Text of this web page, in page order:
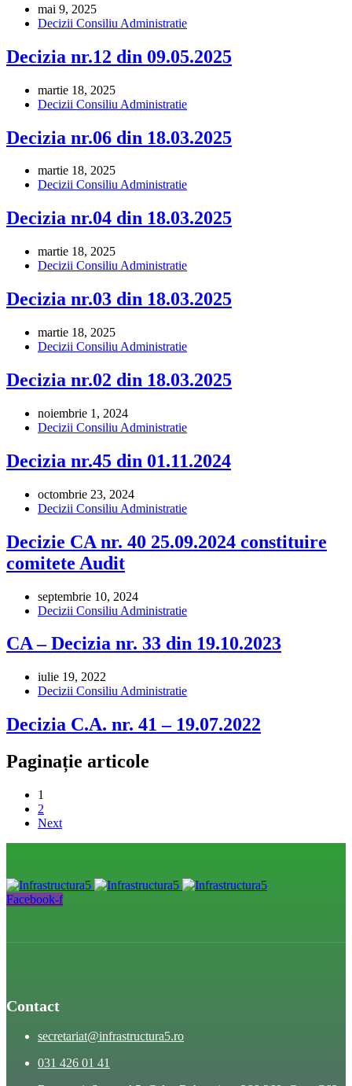
mai 9, 2025
Decizii Consiliu Administratie
Decizia nr.12 din 09.05.2025
martie 18, 2025
Decizii Consiliu Administratie
Decizia nr.06 din 18.03.2025
martie 18, 2025
Decizii Consiliu Administratie
Decizia nr.04 din 18.03.2025
martie 18, 2025
Decizii Consiliu Administratie
Decizia nr.03 din 18.03.2025
martie 18, 2025
Decizii Consiliu Administratie
Decizia nr.02 din 18.03.2025
noiembrie 1, 2024
Decizii Consiliu Administratie
Decizia nr.45 din 01.11.2024
octombrie 23, 2024
Decizii Consiliu Administratie
Decizie CA nr. 40 25.09.2024 constituire
comitete Audit
septembrie 10, 2024
Decizii Consiliu Administratie
CA – Decizia nr. 33 din 19.10.2023
iulie 19, 2022
Decizii Consiliu Administratie
Decizia C.A. nr. 41 – 19.07.2022
Paginație articole
1
2
Next
Facebook-f
Contact
secretariat@infrastructura5.ro
031 426 01 41